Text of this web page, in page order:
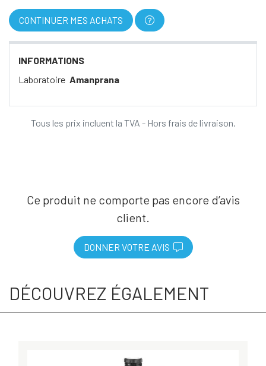
CONTINUER MES ACHATS
INFORMATIONS
Laboratoire Amanprana
Tous les prix incluent la TVA - Hors frais de livraison.
Ce produit ne comporte pas encore d’avis
client.
DONNER VOTRE AVIS
DÉCOUVREZ ÉGALEMENT